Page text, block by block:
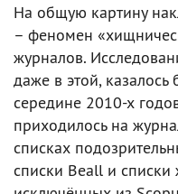
На общую картину
– феномен
журналов.
даже в этой,
середине 2010-х
приходилось на
списках
списки Beall и